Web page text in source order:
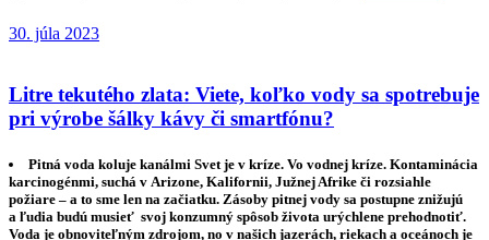
30. júla 2023
Litre tekutého zlata: Viete, koľko vody sa spotrebuje
pri výrobe šálky kávy či smartfónu?
Pitná voda koluje kanálmi Svet je v kríze. Vo vodnej kríze. Kontaminácia
karcinogénmi, suchá v Arizone, Kalifornii, Južnej Afrike či rozsiahle
požiare – a to sme len na začiatku. Zásoby pitnej vody sa postupne znižujú
a ľudia budú musieť svoj konzumný spôsob života urýchlene prehodnotiť.
Voda je obnoviteľným zdrojom, no v našich jazerách, riekach a oceánoch je